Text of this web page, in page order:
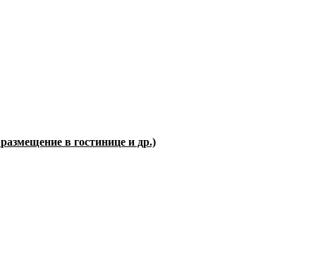
размещение в гостинице и др.)